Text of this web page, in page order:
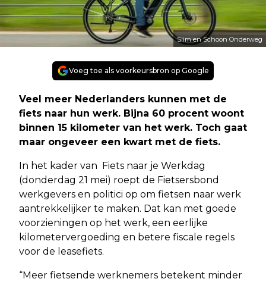
Slim en Schoon Onderweg
Voeg toe als voorkeursbron op Google
Veel meer Nederlanders kunnen met de
fiets naar hun werk. Bijna 60 procent woont
binnen 15 kilometer van het werk. Toch gaat
maar ongeveer een kwart met de fiets.
In het kader van Fiets naar je Werkdag
(donderdag 21 mei) roept de Fietsersbond
werkgevers en politici op om fietsen naar werk
aantrekkelijker te maken. Dat kan met goede
voorzieningen op het werk, een eerlijke
kilometervergoeding en betere fiscale regels
voor de leasefiets.
“Meer fietsende werknemers betekent minder